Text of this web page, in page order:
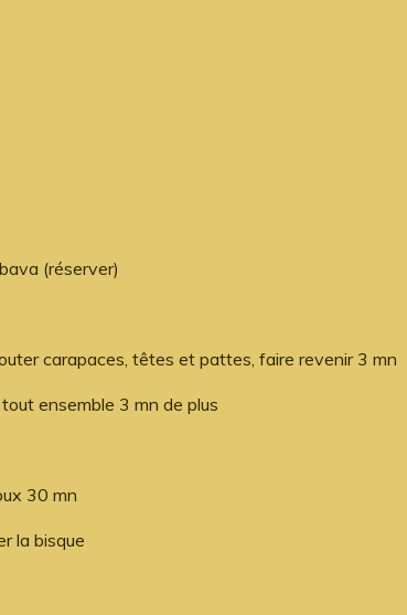
(réserver)
carapaces, têtes et pattes, faire revenir 3 mn
ensemble 3 mn de plus
30 mn
la bisque